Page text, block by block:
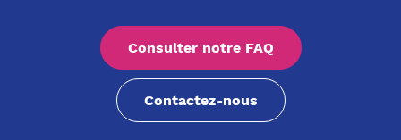
Consulter notre FAQ
Contactez-nous